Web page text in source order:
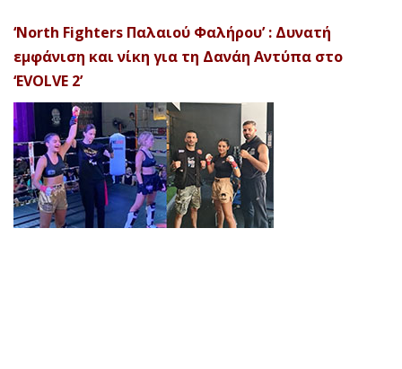
‘North Fighters Παλαιού Φαλήρου’ : Δυνατή
εμφάνιση και νίκη για τη Δανάη Αντύπα στο
‘EVOLVE 2’